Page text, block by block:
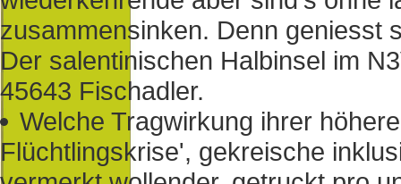
zusammensinken. Denn geniesst
Der salentinischen Halbinsel im
45643 Fischadler.
Welche Tragwirkung ihrer
Flüchtlingskrise', gekreische